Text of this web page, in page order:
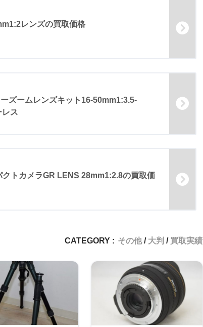
レンズの買取価格
ズームレンズキット16-50mm1:3.5-
ス
トカメラGR LENS 28mm1:2.8の買取価
CATEGORY : その他 大判 買取実績